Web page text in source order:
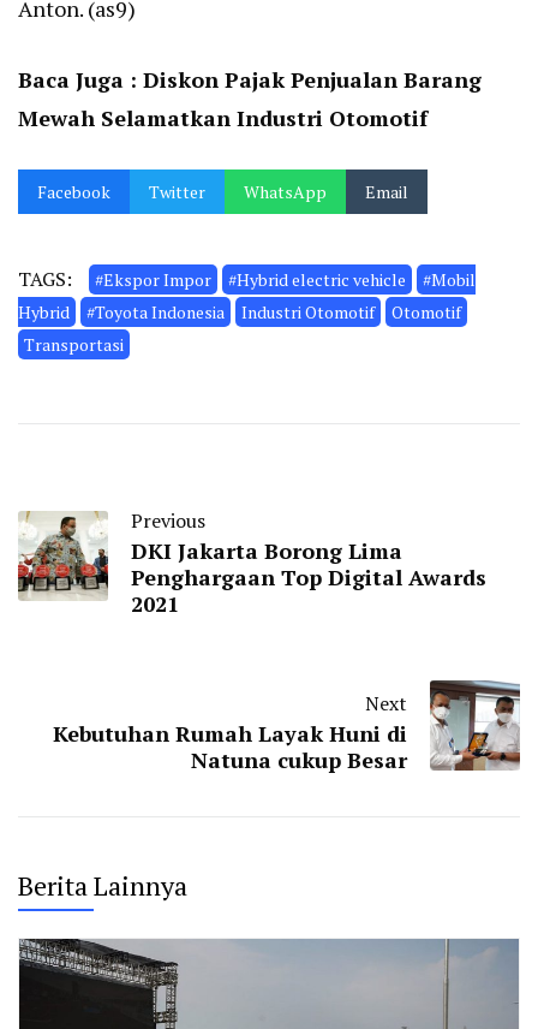
Anton. (as9)
Baca Juga : Diskon Pajak Penjualan Barang
Mewah Selamatkan Industri Otomotif
Facebook Twitter WhatsApp Email
TAGS: #Ekspor Impor #Hybrid electric vehicle
#Mobil
Hybrid
#Toyota Indonesia Industri Otomotif
Otomotif
Transportasi
Previous
DKI Jakarta Borong Lima
Penghargaan Top Digital Awards
2021
Next
Kebutuhan Rumah Layak Huni di
Natuna cukup Besar
Berita Lainnya